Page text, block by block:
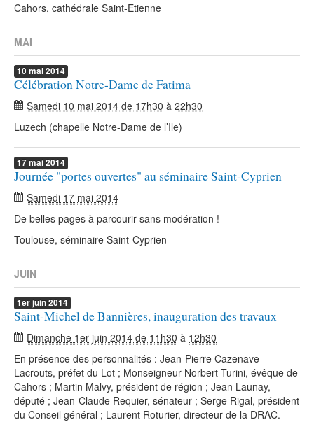
Cahors, cathédrale Saint-Etienne
MAI
10 mai2014
Célébration Notre-Dame de Fatima
Samedi 10 mai 2014 de 17h30 à 22h30
Luzech (chapelle Notre-Dame de l’Ile)
17mai2014
Journée "portes ouvertes" au séminaire Saint-Cyprien
Samedi 17 mai 2014
De belles pages à parcourir sans modération !
Toulouse, séminaire Saint-Cyprien
JUIN
1erjuin2014
Saint-Michel de Bannières, inauguration des travaux
Dimanche 1er juin 2014 de 11h30 à 12h30
En présence des personnalités : Jean-Pierre Cazenave-
Lacrouts, préfet du Lot ; Monseigneur Norbert Turini, évêque de
Cahors ; Martin Malvy, président de région ; Jean Launay,
député ; Jean-Claude Requier, sénateur ; Serge Rigal, président
du Conseil général ; Laurent Roturier, directeur de la DRAC.